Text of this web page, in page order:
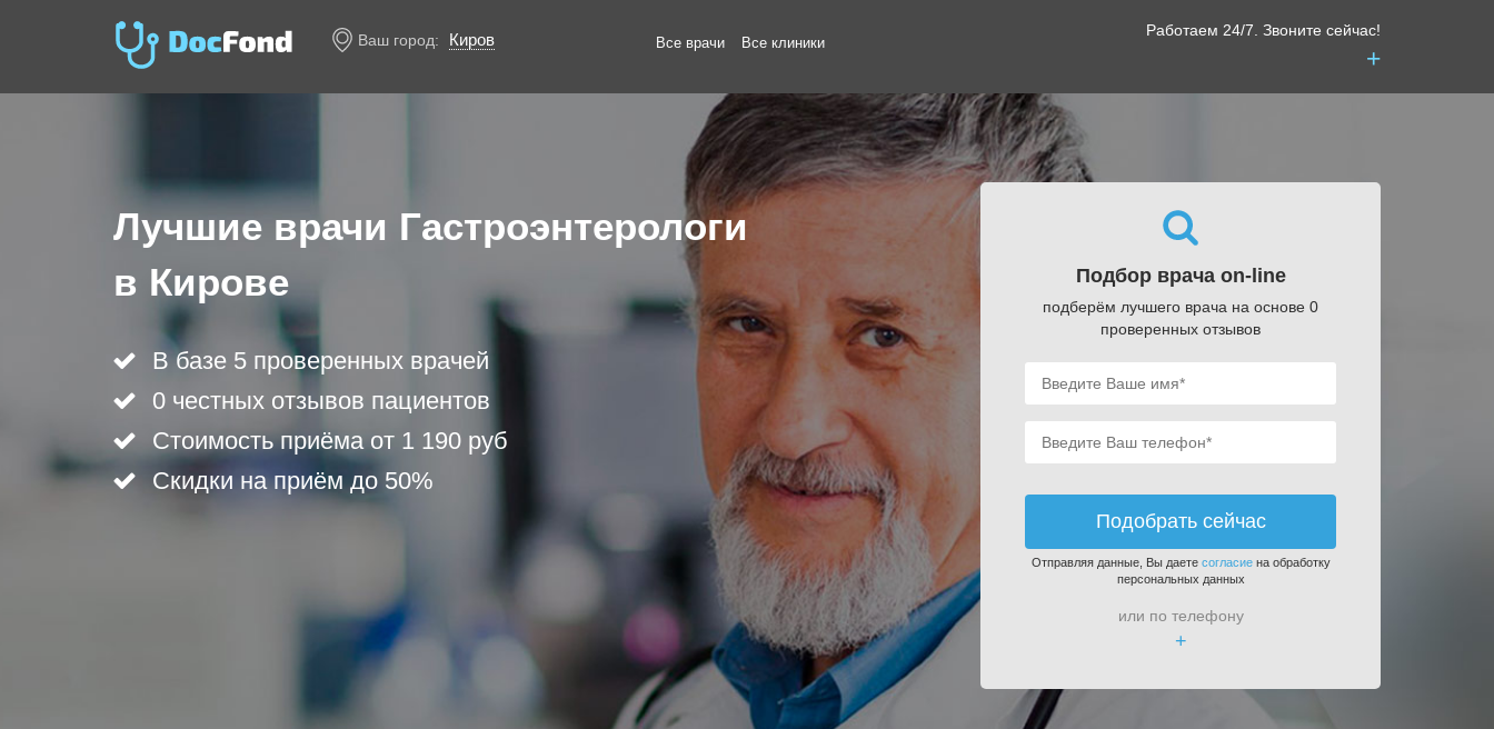
Ваш город: Киров Все врачи Все клиники
Работаем 24/7. Звоните сейчас!
+
Лучшие врачи Гастроэнтерологи
в Кирове
В базе 5 проверенных врачей
0 честных отзывов пациентов
Стоимость приёма от 1 190 руб
Скидки на приём до 50%
Подбор врача on-line
подберём лучшего врача на основе 0
проверенных отзывов
Подобрать сейчас
Отправляя данные, Вы даете согласиена обработку
персональных данных
или по телефону
+